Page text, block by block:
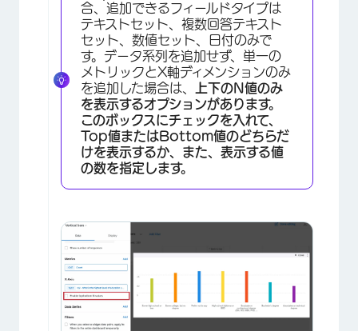
×
合、追加できるフィールドタイプは
テキストセット、複数回答テキスト
セット、数値セット、日付のみで
す。データ系列を追加せず、単一の
メトリックとX軸ディメンションのみ
を追加した場合は、
上下のN値のみ
を表示するオプションがあります。
このボックスにチェックを入れて、
Top値またはBottom値のどちらだ
けを表示するか、また、表示する値
の数を指定します。